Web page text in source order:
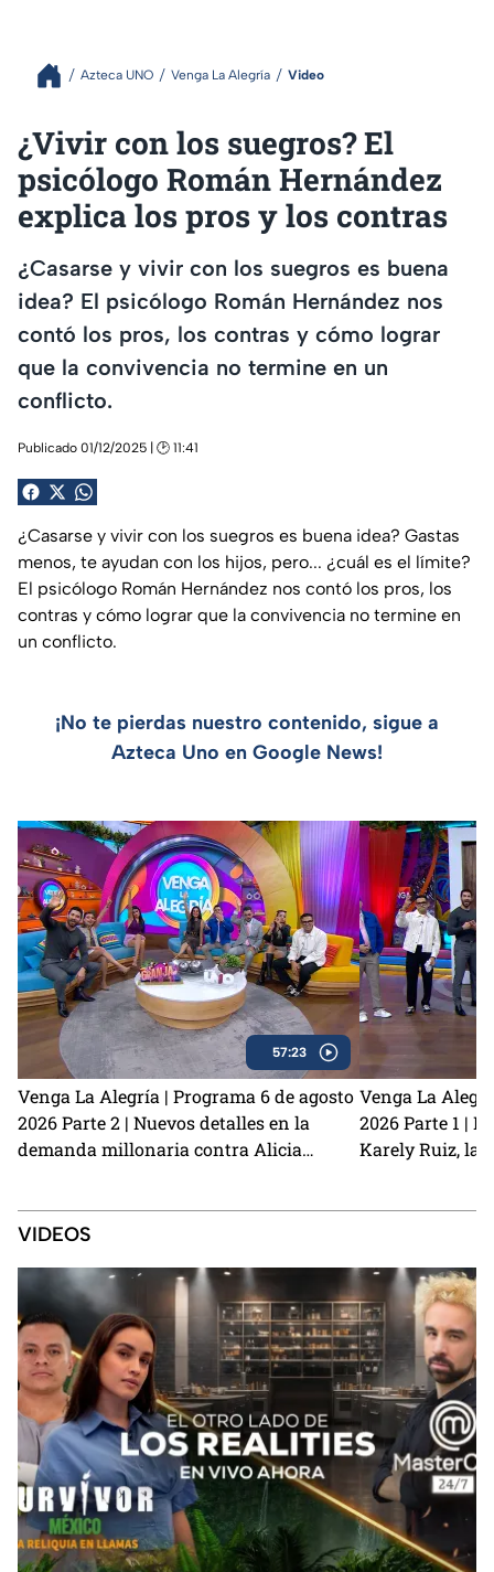
Azteca UNO Venga La Alegría Video
¿Vivir con los suegros? El
psicólogo Román Hernández
explica los pros y los contras
¿Casarse y vivir con los suegros es buena
idea? El psicólogo Román Hernández nos
contó los pros, los contras y cómo lograr
que la convivencia no termine en un
conflicto.
Publicado 01/12/2025 | 🕑 11:41
¿Casarse y vivir con los suegros es buena idea? Gastas
menos, te ayudan con los hijos, pero... ¿cuál es el límite?
El psicólogo Román Hernández nos contó los pros, los
contras y cómo lograr que la convivencia no termine en
un conflicto.
¡No te pierdas nuestro contenido, sigue a
Azteca Uno en Google News!
57:23
Venga La Alegría | Programa 6 de agosto
2026 Parte 2 | Nuevos detalles en la
demanda millonaria contra Alicia
2
Venga La
2026 Parte 1 |
Karely Ruiz, la
VIDEOS